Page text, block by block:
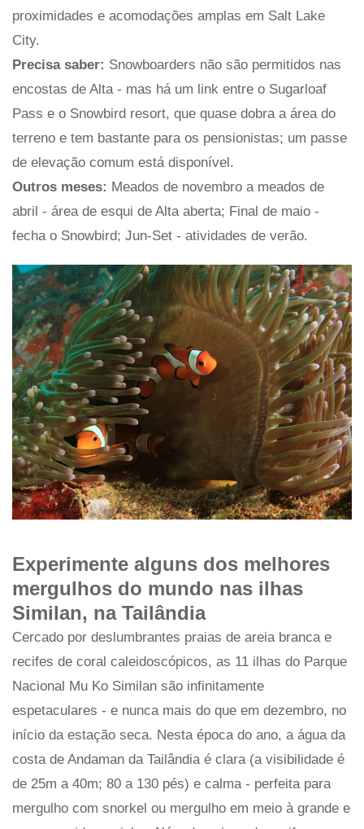
proximidades e acomodações amplas em Salt Lake
City.
Precisa saber: Snowboarders não são permitidos nas
encostas de Alta - mas há um link entre o Sugarloaf
Pass e o Snowbird resort, que quase dobra a área do
terreno e tem bastante para os pensionistas; um passe
de elevação comum está disponível.
Outros meses: Meados de novembro a meados de
abril - área de esqui de Alta aberta; Final de maio -
fecha o Snowbird; Jun-Set - atividades de verão.
Experimente alguns dos melhores
mergulhos do mundo nas ilhas
Similan, na Tailândia
Cercado por deslumbrantes praias de areia branca e
recifes de coral caleidoscópicos, as 11 ilhas do Parque
Nacional Mu Ko Similan são infinitamente
espetaculares - e nunca mais do que em dezembro, no
início da estação seca. Nesta época do ano, a água da
costa de Andaman da Tailândia é clara (a visibilidade é
de 25m a 40m; 80 a 130 pés) e calma - perfeita para
mergulho com snorkel ou mergulho em meio à grande e